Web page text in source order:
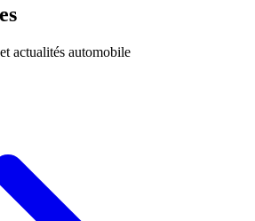
actualités automobile